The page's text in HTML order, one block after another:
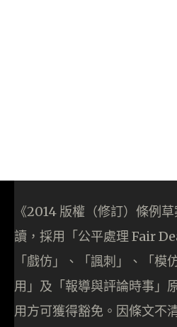
《2014 版權（修訂）條例
讀，採用「公平處理 Fair
「戲仿」、「諷刺」、「模
用」及「報導與評論時事」
用方可獲得豁免。因條文不